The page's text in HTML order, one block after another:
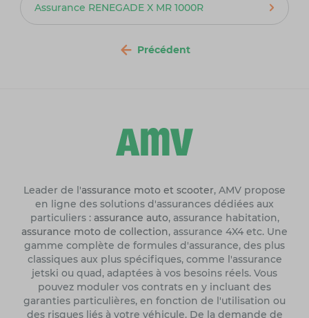
Assurance RENEGADE X MR 1000R
Précédent
Leader de l'assurance moto et scooter, AMV propose
en ligne des solutions d'assurances dédiées aux
particuliers : assurance auto, assurance habitation,
assurance moto de collection, assurance 4X4 etc. Une
gamme complète de formules d'assurance, des plus
classiques aux plus spécifiques, comme l'assurance
jetski ou quad, adaptées à vos besoins réels. Vous
pouvez moduler vos contrats en y incluant des
garanties particulières, en fonction de l'utilisation ou
des risques liés à votre véhicule. De la demande de